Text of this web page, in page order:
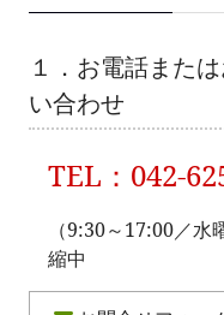
１．お電話また
い合わせ
TEL：042-
（9:30～17:00／
縮中